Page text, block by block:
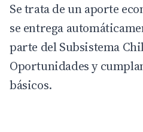
Se trata de un aporte
se entrega
parte del Subsistema
Oportunidades y
básicos.